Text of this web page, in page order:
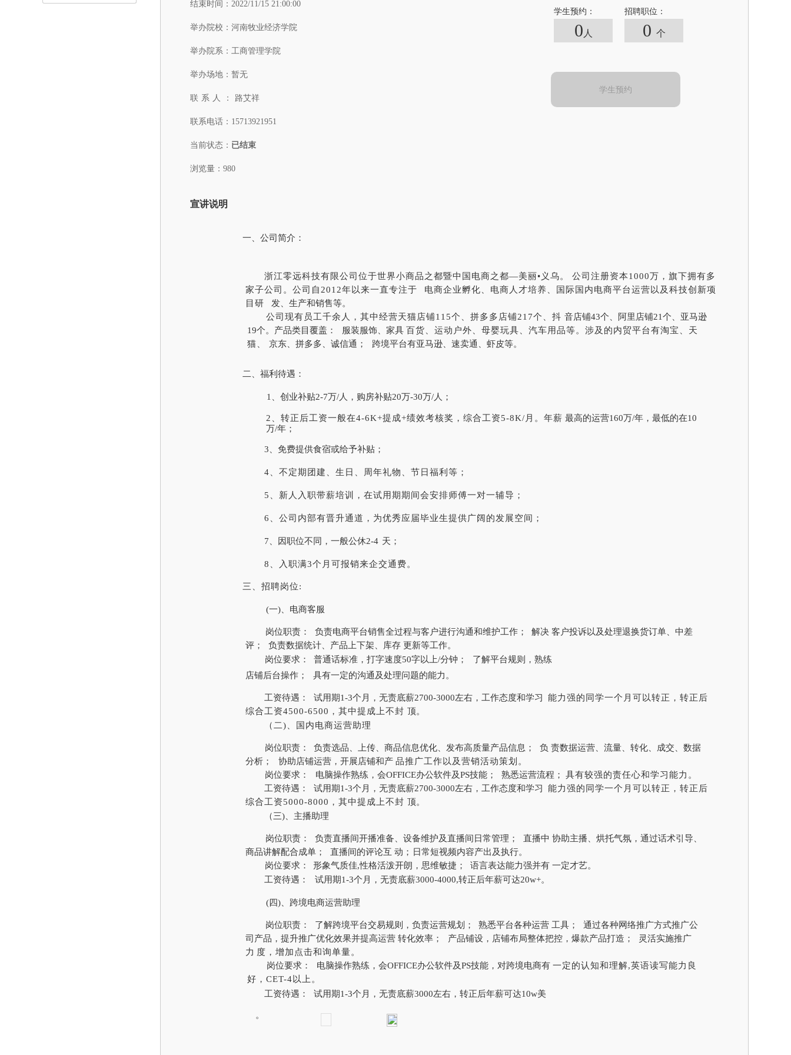
结束时间： 2022/11/15 21:00:00
举办院校： 河南牧业经济学院
举办院系： 工商管理学院
举办场地： 暂无
联系人： 路艾祥
联系电话： 15713921951
当前状态： 已结束
浏览量：980
学生预约：
0 人
招聘职位：
0 个
学生预约
宣讲说明
一、公司简介：
浙江零远科技有限公司位于世界小商品之都暨中国电商之都—美丽•义乌。 公司注册资本1000万，旗下拥有多
家子公司。公司自2012年以来一直专注于
电商企业孵化、电商人才培养、国际国内电商平台运营以及科技创新项
目研
发、生产和销售等。
公司现有员工千余人，其中经营天猫店铺115个、拼多多店铺217个、抖 音店铺43个、阿里店铺21个、亚马逊
19个。产品类目覆盖：
服装服饰、家具 百货、运动户外、母婴玩具、汽车用品等。涉及的内贸平台有淘宝、天
猫、
京东、拼多多、诚信通； 跨境平台有亚马逊、速卖通、虾皮等。
二、福利待遇：
1、创业补贴2-7万/人，购房补贴20万-30万/人；
2、转正后工资一般在4-6K+提成+绩效考核奖，综合工资5-8K/月。年薪 最高的运营160万/年，最低的在10
万/年；
3、免费提供食宿或给予补贴；
4、不定期团建、生日、周年礼物、节日福利等；
5、新人入职带薪培训，在试用期期间会安排师傅一对一辅导；
6、公司内部有晋升通道，为优秀应届毕业生提供广阔的发展空间；
7、因职位不同，一般公休2-4 天；
8、入职满3个月可报销来企交通费。
三、招聘岗位:
(一)、电商客服
岗位职责： 负责电商平台销售全过程与客户进行沟通和维护工作； 解决 客户投诉以及处理退换货订单、中差
评；
负责数据统计、产品上下架、库存 更新等工作。
岗位要求：
普通话标准，打字速度50字以上/分钟；
了解平台规则，熟练
店铺后台操作；
具有一定的沟通及处理问题的能力。
工资待遇： 试用期1-3个月，无责底薪2700-3000左右，工作态度和学习
能力强的同学一个月可以转正，转正后
综合工资4500-6500，其中提成上不封 顶。
（二)、国内电商运营助理
岗位职责： 负责选品、上传、商品信息优化、发布高质量产品信息； 负 责数据运营、流量、转化、成交、数据
分析；
协助店铺运营，开展店铺和产 品推广工作以及营销活动策划。
岗位要求：
电脑操作熟练，会OFFICE办公软件及PS技能； 熟悉运营流程；
具有较强的责任心和学习能力。
工资待遇：
试用期1-3个月，无责底薪2700-3000左右，工作态度和学习
能力强的同学一个月可以转正，转正后
综合工资5000-8000，其中提成上不封 顶。
（三)、主播助理
岗位职责： 负责直播间开播准备、设备维护及直播间日常管理； 直播中 协助主播、烘托气氛，通过话术引导、
商品讲解配合成单；
直播间的评论互 动；
日常短视频内容产出及执行。
岗位要求：
形象气质佳,性格活泼开朗，思维敏捷； 语言表达能力强并有 一定才艺。
工资待遇：
试用期1-3个月，无责底薪3000-4000,转正后年薪可达20w+。
(四)、跨境电商运营助理
岗位职责： 了解跨境平台交易规则，负责运营规划； 熟悉平台各种运营 工具；
通过各种网络推广方式推广公
司产品，提升推广优化效果并提高运营 转化效率； 产品铺设，店铺布局整体把控，爆款产品打造；
灵活实施推广
力 度，增加点击和询单量。
岗位要求：
电脑操作熟练，会OFFICE办公软件及PS技能，对跨境电商有 一定的认知和理解,英语读写能力良
好，CET-4以上。
工资待遇：
试用期1-3个月，无责底薪3000左右，转正后年薪可达10w美
。